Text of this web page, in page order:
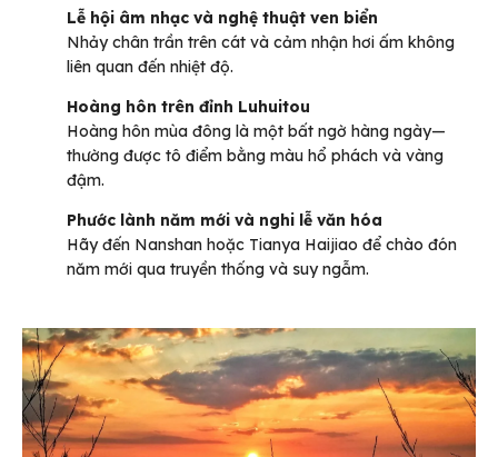
Lễ hội âm nhạc và nghệ thuật ven biển
Nhảy chân trần trên cát và cảm nhận hơi ấm không
liên quan đến nhiệt độ.
Hoàng hôn trên đỉnh Luhuitou
Hoàng hôn mùa đông là một bất ngờ hàng ngày—
thường được tô điểm bằng màu hổ phách và vàng
đậm.
Phước lành năm mới và nghi lễ văn hóa
Hãy đến Nanshan hoặc Tianya Haijiao để chào đón
năm mới qua truyền thống và suy ngẫm.